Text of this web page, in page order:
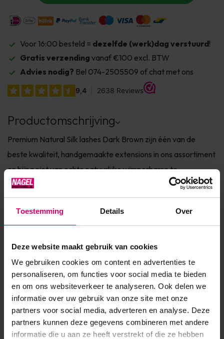
Toestemming Details Over
Deze website maakt gebruik van cookies
We gebruiken cookies om content en advertenties te
personaliseren, om functies voor social media te bieden
en om ons websiteverkeer te analyseren. Ook delen we
informatie over uw gebruik van onze site met onze
partners voor social media, adverteren en analyse. Deze
partners kunnen deze gegevens combineren met andere
informatie die u aan ze heeft verstrekt of die ze hebben
Voor 16:00 besteld = dezelfde (werk)dag verstuurd!
Gratis verzending vanaf €100 excl. BTW
Advies nodig? Bel 074-2505509 of chat met ons
Productomschrijving
Premium Natural Silk lashes Dark Brown zijn één van de
beste kwaliteit, handgemaakte extensions in ons assortiment
en bijna niet van echte natuurlijke wimperharen te
onderscheiden. Kenmerkend voor deze soort is het dunner
uitlopen van de extension in de punt. Hierdoor is een eyeliner
effect gemakkelijker te creëren. De wimpers zijn erg
Toon meer